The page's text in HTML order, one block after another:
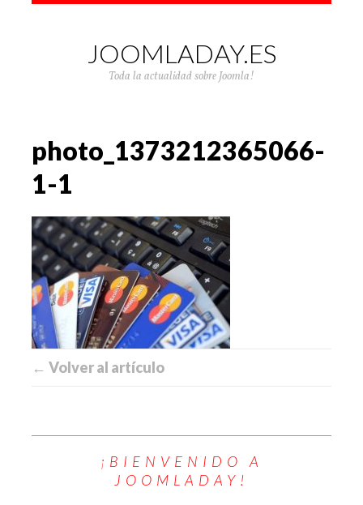
JOOMLADAY.ES
Toda la actualidad sobre Joomla!
photo_1373212365066-
1-1
← Volver al artículo
¡BIENVENIDO A
JOOMLADAY!